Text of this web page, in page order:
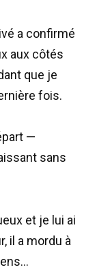
a confirmé
aux côtés
que je
fois.
—
sans
et je lui ai
il a mordu à